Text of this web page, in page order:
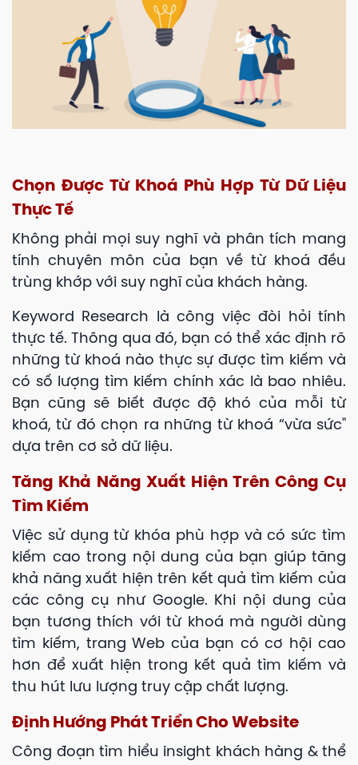
Chọn Được Từ Khoá Phù Hợp Từ Dữ Liệu
Thực Tế
Không phải mọi suy nghĩ và phân tích mang
tính chuyên môn của bạn về từ khoá đều
trùng khớp với suy nghĩ của khách hàng.
Keyword Research là công việc đòi hỏi tính
thực tế. Thông qua đó, bạn có thể xác định rõ
những từ khoá nào thực sự được tìm kiếm và
có số lượng tìm kiếm chính xác là bao nhiêu.
Bạn cũng sẽ biết được độ khó của mỗi từ
khoá, từ đó chọn ra những từ khoá “vừa sức"
dựa trên cơ sở dữ liệu.
Tăng Khả Năng Xuất Hiện Trên Công Cụ
Tìm Kiếm
Việc sử dụng từ khóa phù hợp và có sức tìm
kiếm cao trong nội dung của bạn giúp tăng
khả năng xuất hiện trên kết quả tìm kiếm của
các công cụ như Google. Khi nội dung của
bạn tương thích với từ khoá mà người dùng
tìm kiếm, trang Web của bạn có cơ hội cao
hơn để xuất hiện trong kết quả tìm kiếm và
thu hút lưu lượng truy cập chất lượng.
Định Hướng Phát Triển Cho Website
Công đoạn tìm hiểu insight khách hàng & thể